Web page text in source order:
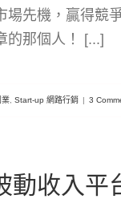
場先機，贏得競
的那個人！ [...]
業, Start-up 網路行銷 | 3
動收入